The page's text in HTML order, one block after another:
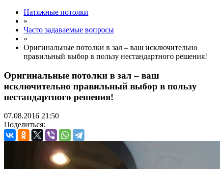
Натяжные потолки
»
Часто задаваемые вопросы
»
Оригинальные потолки в зал – ваш исключительно
правильный выбор в пользу нестандартного решения!
Оригинальные потолки в зал – ваш
исключительно правильный выбор в пользу
нестандартного решения!
07.08.2016 21:50
Поделиться: